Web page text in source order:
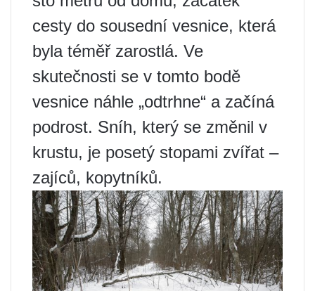
cesty do sousední vesnice, která
byla téměř zarostlá. Ve
skutečnosti se v tomto bodě
vesnice náhle „odtrhne“ a začíná
podrost. Sníh, který se změnil v
krustu, je posetý stopami zvířat –
zajíců, kopytníků.